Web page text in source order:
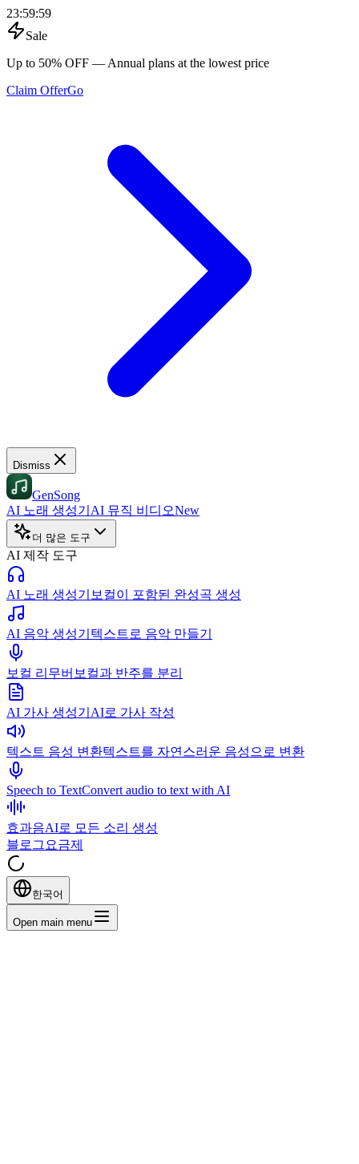
23:59:59
Sale
Up to 50% OFF — Annual plans at the lowest price
Claim OfferGo
Dismiss
GenSong
AI 노래 생성기 AI 뮤직 비디오New
더 많은 도구
AI 제작 도구
AI 노래 생성기 보컬이 포함된 완성곡 생성
AI 음악 생성기 텍스트로 음악 만들기
보컬 리무버 보컬과 반주를 분리
AI 가사 생성기 AI로 가사 작성
텍스트 음성 변환텍스트를 자연스러운 음성으로 변환
Speech to TextConvert audio to text with AI
효과음AI로 모든 소리 생성
블로그 요금제
한국어
Open main menu